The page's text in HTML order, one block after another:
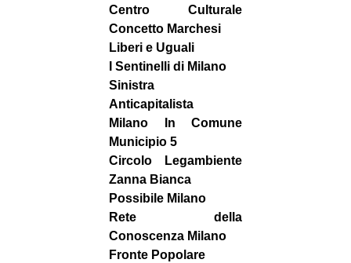
Centro Culturale
Concetto Marchesi
Liberi e Uguali
I Sentinelli di Milano
Sinistra
Anticapitalista
Milano In Comune
Municipio 5
Circolo Legambiente
Zanna Bianca
Possibile Milano
Rete della
Conoscenza Milano
Fronte Popolare